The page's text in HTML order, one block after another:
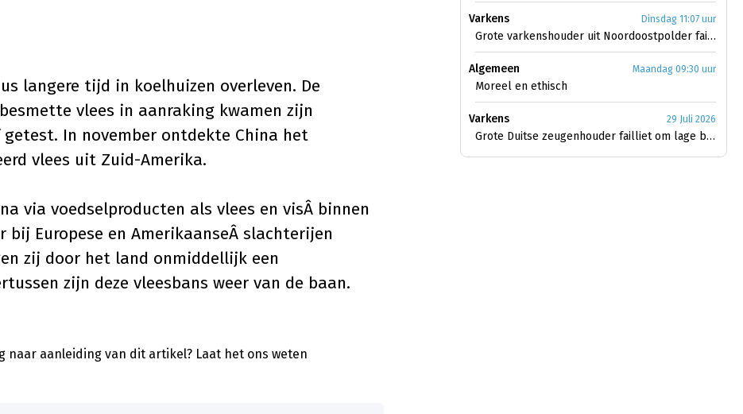
langere tijd in koelhuizen overleven. De
vlees in aanraking kwamen zijn
In november ontdekte China het
vlees uit Zuid-Amerika.
via voedselproducten als vlees en visÂ binnen
bij Europese en AmerikaanseÂ slachterijen
zij door het land onmiddellijk een
zijn deze vleesbans weer van de baan.
naar aanleiding van dit artikel? Laat het ons weten
Varkens Dinsdag 11:07 uur
Grote varkenshouder uit Noordoostpolder failliet
Algemeen Maandag 09:30 uur
Moreel en ethisch
Varkens 29 Juli 2026
Grote Duitse zeugenhouder failliet om lage biggenprijs